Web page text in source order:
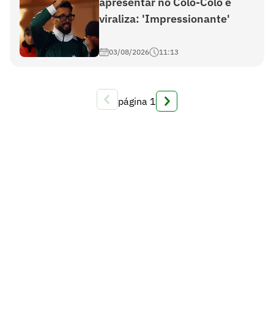
viraliza: 'Impressionante'
03/08/2026 11:13
página 1